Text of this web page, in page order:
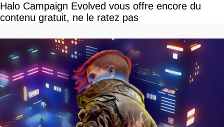
Halo Campaign Evolved vous offre encore du
contenu gratuit, ne le ratez pas